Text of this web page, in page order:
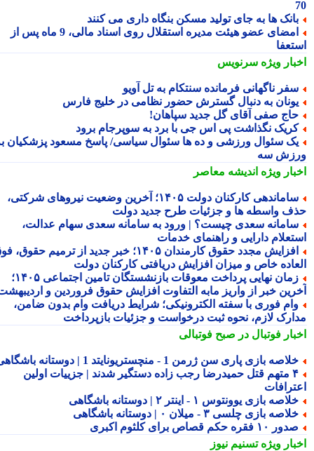
ها به جای تولید مسکن بنگاه داری می کنند
امضای عضو هیئت مدیره استقلال روی اسناد مالی، 9 ماه پس از
ویژهسرنویس
ناگهانی فرمانده سنتکام به تل آویو
به دنبال گسترش حضور نظامی در خلیج فارس
صفی آقای گل جدید سپاهان!
نگذاشت پی اس جی با برد به سوپرجام برود
سئوال ورزشی و ده ها سئوال سیاسی/ پاسخ مسعود پزشکیان به
سه
ویژهاندیشه معاصر
ساماندهی کارکنان دولت ۱۴۰۵؛ آخرین وضعیت نیروهای شرکتی،
واسطه ها و جزئیات طرح جدید دولت
سعدی چیست؟ | ورود به سامانه سعدی سهام عدالت،
دارایی و راهنمای خدمات
افزایش مجدد حقوق کارمندان ۱۴۰۵؛ خبر جدید از ترمیم حقوق، فوق
خاص و میزان افزایش دریافتی کارکنان دولت
زمان نهایی پرداخت معوقات بازنشستگان تامین اجتماعی ۱۴۰۵؛
خبر از واریز مابه التفاوت افزایش حقوق فروردین و اردیبهشت
فوری با سفته الکترونیکی؛ شرایط دریافت وام بدون ضامن،
لازم، نحوه ثبت درخواست و جزئیات بازپرداخت
فوتبال در صبح فوتبالی
بازی پاری سن ژرمن 1 - منچستریونایتد 1 | دوستانه باشگاهی
۴ متهم قتل حمیدرضا رجب زاده دستگیر شدند | جزییات اولین
بازی یوونتوس ۱ - اینتر ۲ | دوستانه باشگاهی
بازی چلسی ۳ - میلان ۰ | دوستانه باشگاهی
۱۰ فقره حکم قصاص برای کلثوم اکبری
ویژهتسنیم نیوز